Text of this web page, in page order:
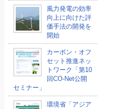
風力発電の効率
向上に向けた評
価手法の開発を
開始
カーボン・オフ
セット推進ネッ
トワーク「第10
回CO-Net公開
セミナー」
環境省「アジア